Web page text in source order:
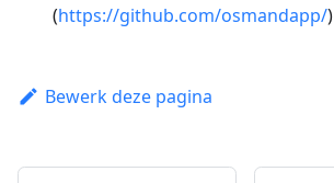
(https://github.com/osmandapp/)
Bewerk deze pagina